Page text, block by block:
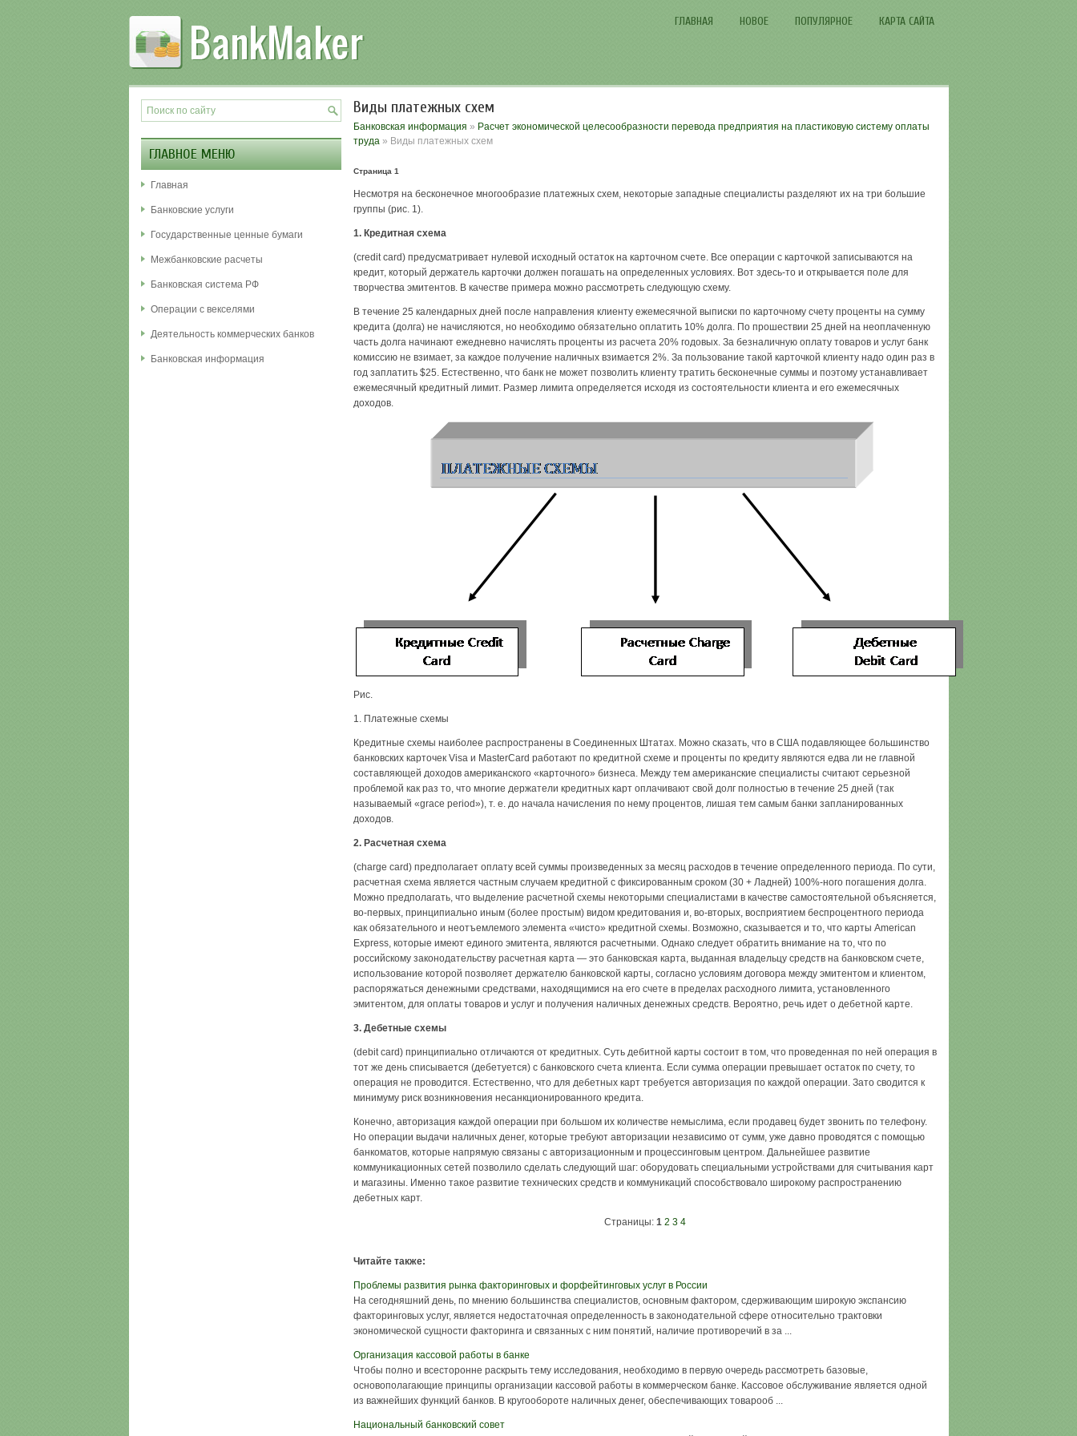
ГЛАВНАЯ НОВОЕ ПОПУЛЯРНОЕ КАРТА САЙТА
Виды платежных схем
Банковская информация » Расчет экономической целесообразности перевода предприятия на пластиковую систему оплаты
труда» Виды платежных схем
Страница 1
Несмотря на бесконечное многообразие платежных схем, некоторые западные специалисты разделяют их на три большие
группы (рис. 1).
1. Кредитная схема
(credit card) предусматривает нулевой исходный остаток на карточном счете. Все операции с карточкой записываются на
кредит, который держатель карточки должен погашать на определенных условиях. Вот здесь-то и открывается поле для
творчества эмитентов. В качестве примера можно рассмотреть следующую схему.
В течение 25 календарных дней после направления клиенту ежемесячной выписки по карточному счету проценты на сумму
кредита (долга) не начисляются, но необходимо обязательно оплатить 10% долга. По прошествии 25 дней на неоплаченную
часть долга начинают ежедневно начислять проценты из расчета 20% годовых. За безналичную оплату товаров и услуг банк
комиссию не взимает, за каждое получение наличных взимается 2%. За пользование такой карточкой клиенту надо один раз в
год заплатить $25. Естественно, что банк не может позволить клиенту тратить бесконечные суммы и поэтому устанавливает
ежемесячный кредитный лимит. Размер лимита определяется исходя из состоятельности клиента и его ежемесячных
доходов.
Рис.
1. Платежные схемы
Кредитные схемы наиболее распространены в Соединенных Штатах. Можно сказать, что в США подавляющее большинство
банковских карточек Visa и MasterCard работают по кредитной схеме и проценты по кредиту являются едва ли не главной
составляющей доходов американского «карточного» бизнеса. Между тем американские специалисты считают серьезной
проблемой как раз то, что многие держатели кредитных карт оплачивают свой долг полностью в течение 25 дней (так
называемый «grace period»), т. е. до начала начисления по нему процентов, лишая тем самым банки запланированных
доходов.
2. Расчетная схема
(charge card) предполагает оплату всей суммы произведенных за месяц расходов в течение определенного периода. По сути,
расчетная схема является частным случаем кредитной с фиксированным сроком (30 + Ладней) 100%-ного погашения долга.
Можно предполагать, что выделение расчетной схемы некоторыми специалистами в качестве самостоятельной объясняется,
во-первых, принципиально иным (более простым) видом кредитования и, во-вторых, восприятием беспроцентного периода
как обязательного и неотъемлемого элемента «чисто» кредитной схемы. Возможно, сказывается и то, что карты American
Express, которые имеют единого эмитента, являются расчетными. Однако следует обратить внимание на то, что по
российскому законодательству расчетная карта — это банковская карта, выданная владельцу средств на банковском счете,
использование которой позволяет держателю банковской карты, согласно условиям договора между эмитентом и клиентом,
распоряжаться денежными средствами, находящимися на его счете в пределах расходного лимита, установленного
эмитентом, для оплаты товаров и услуг и получения наличных денежных средств. Вероятно, речь идет о дебетной карте.
3. Дебетные схемы
(debit сагd) принципиально отличаются от кредитных. Суть дебитной карты состоит в том, что проведенная по ней операция в
тот же день списывается (дебетуется) с банковского счета клиента. Если сумма операции превышает остаток по счету, то
операция не проводится. Естественно, что для дебетных карт требуется авторизация по каждой операции. Зато сводится к
минимуму риск возникновения несанкционированного кредита.
Конечно, авторизация каждой операции при большом их количестве немыслима, если продавец будет звонить по телефону.
Но операции выдачи наличных денег, которые требуют авторизации независимо от сумм, уже давно проводятся с помощью
банкоматов, которые напрямую связаны с авторизационным и процессинговым центром. Дальнейшее развитие
коммуникационных сетей позволило сделать следующий шаг: оборудовать специальными устройствами для считывания карт
и магазины. Именно такое развитие технических средств и коммуникаций способствовало широкому распространению
дебетных карт.
Страницы: 1 2 3 4
Читайте также:
Проблемы развития рынка факторинговых и форфейтинговых услуг в России
На сегодняшний день, по мнению большинства специалистов, основным фактором, сдерживающим широкую экспансию
факторинговых услуг, является недостаточная определенность в законодательной сфере относительно трактовки
экономической сущности факторинга и связанных с ним понятий, наличие противоречий в за ...
Организация кассовой работы в банке
Чтобы полно и всесторонне раскрыть тему исследования, необходимо в первую очередь рассмотреть базовые,
основополагающие принципы организации кассовой работы в коммерческом банке. Кассовое обслуживание является одной
из важнейших функций банков. В кругообороте наличных денег, обеспечивающих товарооб ...
Национальный банковский совет
ГЛАВНОЕ МЕНЮ
Главная
Банковские услуги
Государственные ценные бумаги
Межбанковские расчеты
Банковская система РФ
Операции с векселями
Деятельность коммерческих банков
Банковская информация